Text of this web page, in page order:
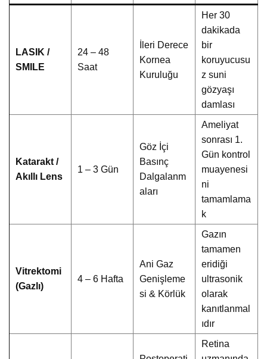
LASIK /
SMILE
24 – 48
Saat
İleri Derece
Kornea
Kuruluğu
Her 30
dakikada
bir
koruyucusu
z suni
gözyaşı
damlası
Katarakt /
Akıllı Lens
1 – 3 Gün
Göz İçi
Basınç
Dalgalanm
aları
Ameliyat
sonrası 1.
Gün kontrol
muayenesi
ni
tamamlama
k
Vitrektomi
(Gazlı)
4 – 6 Hafta
Ani Gaz
Genişleme
si & Körlük
Gazın
tamamen
eridiği
ultrasonik
olarak
kanıtlanmal
ıdır
Retina